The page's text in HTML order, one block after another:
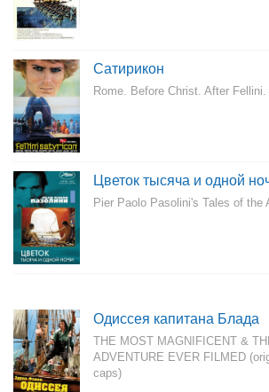
Сатирикон
Rome. Before Christ. After Fellini.
Цветок тысяча и одной
Pier Paolo Pasolini's Tales of the
Одиссея капитана Блада
THE MOST MAGNIFICENT &
ADVENTURE EVER FILMED
caps)